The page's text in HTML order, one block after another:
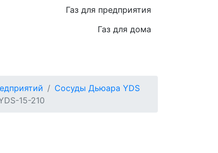
Газ для предприятия
Газ для дома
Сосуды Дьюара YDS
15-210